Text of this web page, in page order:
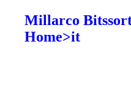
Millarco
Home>it